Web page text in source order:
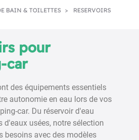
BAIN & TOILETTES RESERVOIRS
pour
car
des équipements essentiels
autonomie en eau lors de vos
car. Du réservoir d'eau
d'eaux usées, notre sélection
besoins avec des modèles